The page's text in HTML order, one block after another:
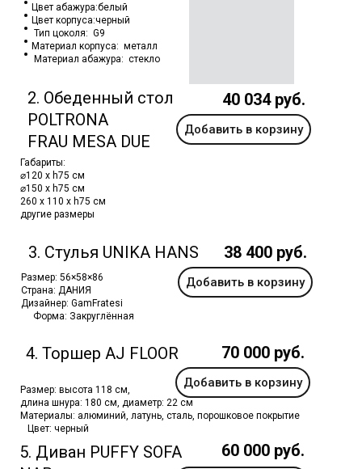
Добавить в корзину
Добавить в корзину
Добавить в корзину
60 000 руб.
5. Диван PUFFY SOFA
Размер: высота 118 см,
длина шнура: 180 см, диаметр: 22 см
Материалы: алюминий, латунь, сталь, порошковое покрытие
Цвет: черный
70 000 руб.
4. Торшер AJ FLOOR
Размер: 56×58×86
Страна: ДАНИЯ
Дизайнер: GamFratesi
Форма: Закруглённая
38 400 руб.
3. Стулья UNIKA HANS
Габариты:
⌀120 x h75 см
⌀150 x h75 см
260 x 110 x h75 см
другие размеры
40 034 руб.
2. Обеденный стол
POLTRONA
FRAU MESA DUE
Цвет абажура:белый
Цвет корпуса:черный
Тип цоколя: G9
Материал корпуса: металл
Материал абажура: стекло